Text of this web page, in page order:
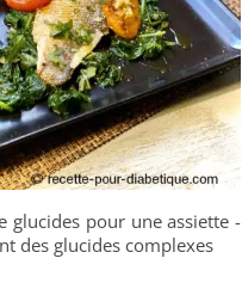
glucides pour une assiette -
des glucides complexes